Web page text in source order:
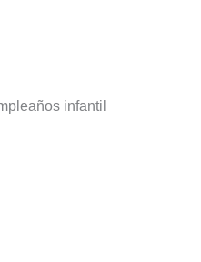
infantil